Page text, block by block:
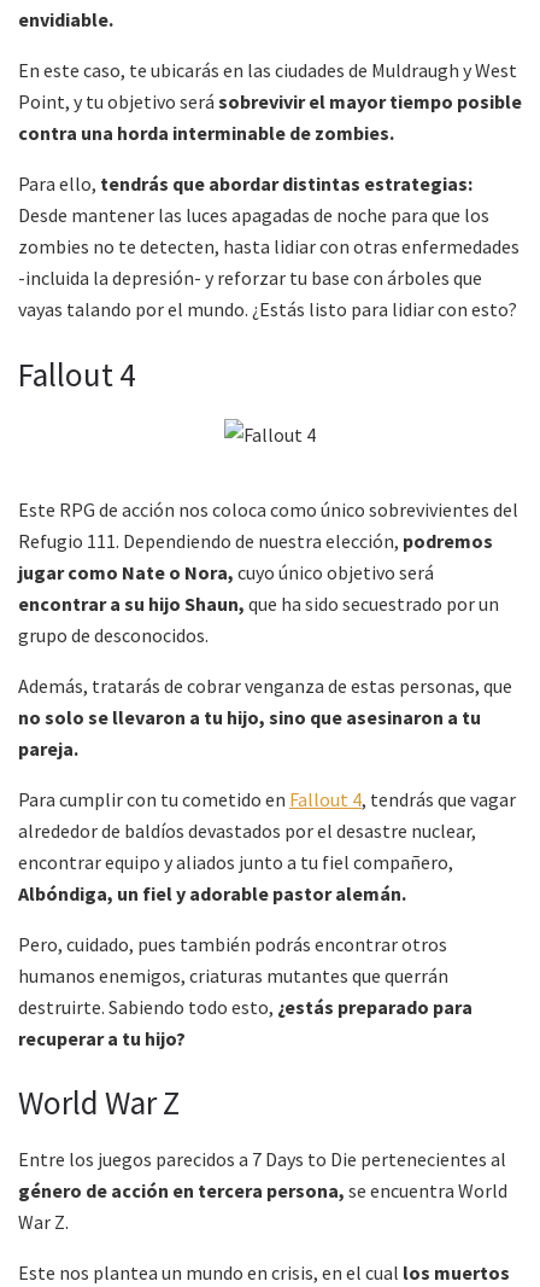
envidiable.
En este caso, te ubicarás en las ciudades de Muldraugh y West
Point, y tu objetivo será sobrevivir el mayor tiempo posible
contra una horda interminable de zombies.
Para ello, tendrás que abordar distintas estrategias:
Desde mantener las luces apagadas de noche para que los
zombies no te detecten, hasta lidiar con otras enfermedades
-incluida la depresión- y reforzar tu base con árboles que
vayas talando por el mundo. ¿Estás listo para lidiar con esto?
Fallout 4
Este RPG de acción nos coloca como único sobrevivientes del
Refugio 111. Dependiendo de nuestra elección, podremos
jugar como Nate o Nora, cuyo único objetivo será
encontrar a su hijo Shaun, que ha sido secuestrado por un
grupo de desconocidos.
Además, tratarás de cobrar venganza de estas personas, que
no solo se llevaron a tu hijo, sino que asesinaron a tu
pareja.
Para cumplir con tu cometido en Fallout 4, tendrás que vagar
alrededor de baldíos devastados por el desastre nuclear,
encontrar equipo y aliados junto a tu fiel compañero,
Albóndiga, un fiel y adorable pastor alemán.
Pero, cuidado, pues también podrás encontrar otros
humanos enemigos, criaturas mutantes que querrán
destruirte. Sabiendo todo esto, ¿estás preparado para
recuperar a tu hijo?
World War Z
Entre los juegos parecidos a 7 Days to Die pertenecientes al
género de acción en tercera persona, se encuentra World
War Z.
Este nos plantea un mundo en crisis, en el cual los muertos